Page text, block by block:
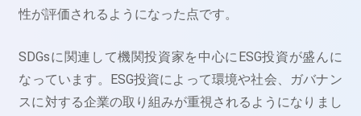
性が評価されるようになった点です。
SDGsに関連して機関投資家を中心にESG投資が盛んに
なっています。ESG投資によって環境や社会、ガバナン
スに対する企業の取り組みが重視されるようになりまし